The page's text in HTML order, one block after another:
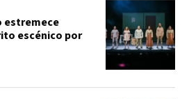
estremece
escénico por